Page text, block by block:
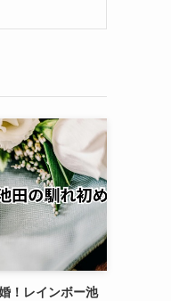
！レインボー池